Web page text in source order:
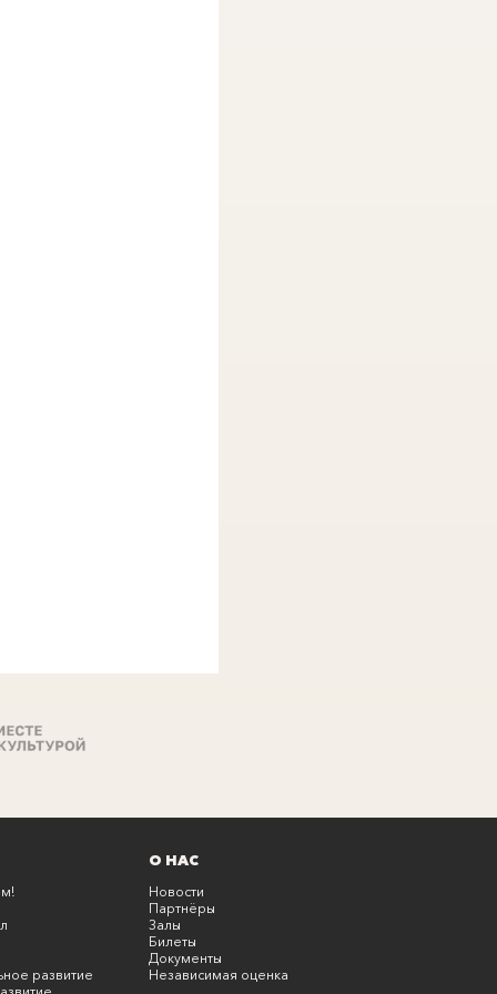
развитие
О НАС
Новости
Партнёры
Залы
Билеты
Документы
Независимая оценка